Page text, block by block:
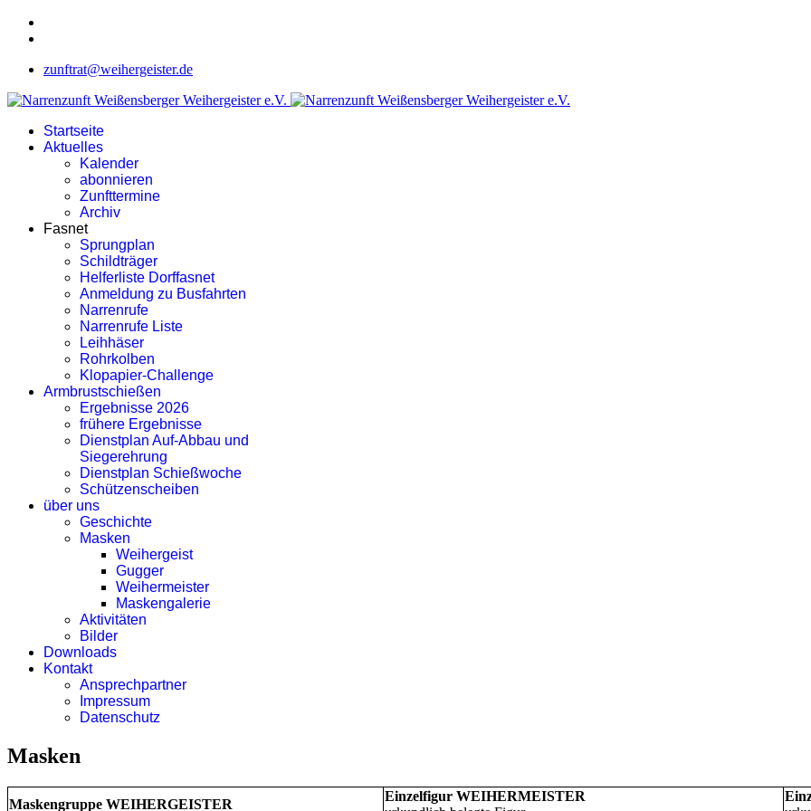
zunftrat@weihergeister.de
Startseite
Aktuelles
Kalender
abonnieren
Zunfttermine
Archiv
Fasnet
Sprungplan
Schildträger
Helferliste Dorffasnet
Anmeldung zu Busfahrten
Narrenrufe
Narrenrufe Liste
Leihhäser
Rohrkolben
Klopapier-Challenge
Armbrustschießen
Ergebnisse 2026
frühere Ergebnisse
Dienstplan Auf-Abbau und
Siegerehrung
Dienstplan Schießwoche
Schützenscheiben
über uns
Geschichte
Masken
Weihergeist
Gugger
Weihermeister
Maskengalerie
Aktivitäten
Bilder
Downloads
Kontakt
Ansprechpartner
Impressum
Datenschutz
Masken
Maskengruppe WEIHERGEISTER
Einzelfigur WEIHERMEISTER